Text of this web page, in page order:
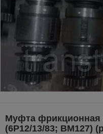
Муфта фрикционная
(6Р12/13/83; ВМ127)